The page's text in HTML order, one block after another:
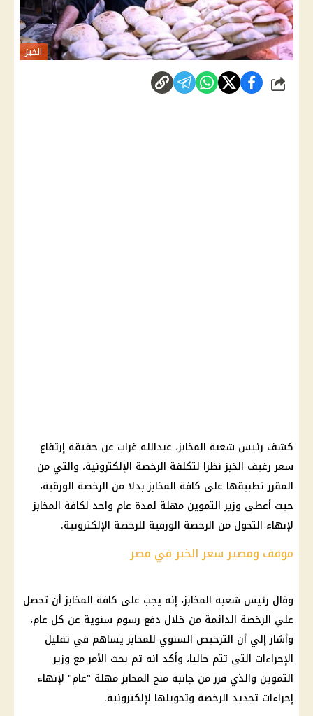
الخبز
شارك
كشف رئيس شعبة المخابز، عبدالله غراب عن حقيقة إرتفاع
سعر رغيف الخبز نظرا لتكلفة الرخصة الإلكترونية، والتي من
المقرر تطبيقها على كافة المخابز بدلا من الرخصة الورقية،
حيث أعطى وزير التموين مهلة لمدة عام واحد لكافة المخابز
لإنهاء التحول من الرخصة الورقية للرخصة الإلكترونية.
موقف ومصير سعر الخبز في مصر
وقال رئيس شعبة المخابز، إنه يجب على كافة المخابز أن تحصل
علي الرخصة الدائمة من خلال دفع رسوم سنوية عن كل عام،
وأشار إلي أن الترخيص السنوي للمخابز يساهم في تقليل
الإجراءات التي تتم حاليا، وأكد انه تم بحث الأمر مع وزير
التموين والذي قرر من جانبه منح المخابز مهلة "عام" لإنهاء
إجراءات تجديد الرخصة وتحويلها لإلكترونية.